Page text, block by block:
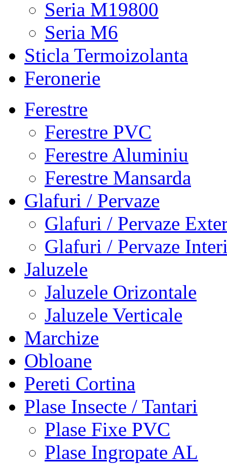
Seria M19800
Seria M6
Sticla Termoizolanta
Feronerie
Ferestre
Ferestre PVC
Ferestre Aluminiu
Ferestre Mansarda
Glafuri / Pervaze
Glafuri / Pervaze
Glafuri / Pervaze
Jaluzele
Jaluzele Orizontale
Jaluzele Verticale
Marchize
Obloane
Pereti Cortina
Plase Insecte / Tantari
Plase Fixe PVC
Plase Ingropate AL